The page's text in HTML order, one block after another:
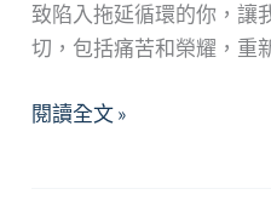
致陷入拖延循環的你，讓
切，包括痛苦和榮耀，重
同
閱讀全文 »